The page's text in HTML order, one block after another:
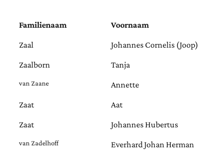
Familienaam Voornaam
Zaal Johannes Cornelis (Joop)
Zaalborn Tanja
van Zaane Annette
Zaat Aat
Zaat Johannes Hubertus
van Zadelhoff Everhard Johan Herman